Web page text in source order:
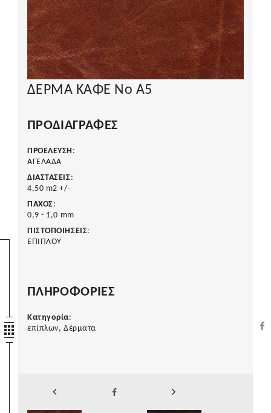
ΔΕΡΜΑ ΚΑΦΕ Νο Α5
ΠΡΟΔΙΑΓΡΑΦΈΣ
ΠΡΟΕΛΕΥΣΗ :
ΑΓΕΛΑΔΑ
ΔΙΑΣΤΑΣΕΙΣ:
4,50 m2 +/-
ΠΑΧΟΣ:
0,9 - 1,0 mm
ΠΙΣΤΟΠΟΙΗΣΕΙΣ:
ΕΠΙΠΛΟΥ
ΠΛΗΡΟΦΟΡΙΕΣ
Κατηγορία:
επίπλων, Δέρματα